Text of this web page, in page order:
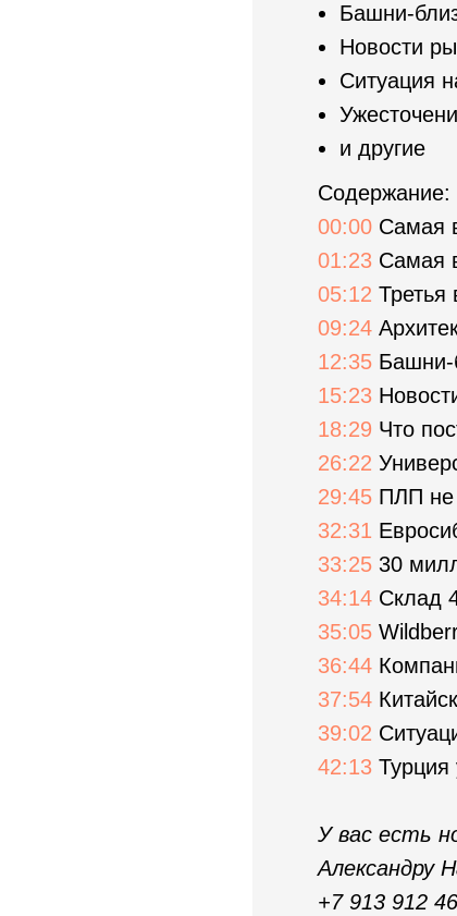
Башни-
Новости
Ситуация
и другие
Содержание:
00:00 Самая
01:23 Самая
05:12 Третья
09:24
12:35 Башни-
15:23
18:29 Что
26:22
29:45 ПЛП не
32:31
33:25 30
34:14 Склад
35:05
36:44
37:54
39:02
42:13
У вас есть
Александру
+7 913 912